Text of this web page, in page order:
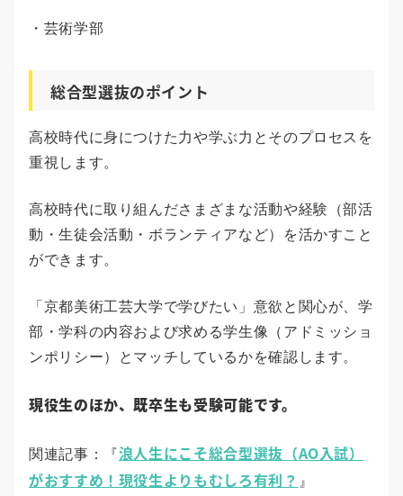
・芸術学部
総合型選抜のポイント
高校時代に身につけた力や学ぶ力とそのプロセスを
重視します。
高校時代に取り組んださまざまな活動や経験（部活
動・生徒会活動・ボランティアなど）を活かすこと
ができます。
「京都美術工芸大学で学びたい」意欲と関心が、学
部・学科の内容および求める学生像（アドミッショ
ンポリシー）とマッチしているかを確認します。
現役生のほか、既卒生も受験可能です。
関連記事：『浪人生にこそ総合型選抜（AO入試）
がおすすめ！現役生よりもむしろ有利？ 』